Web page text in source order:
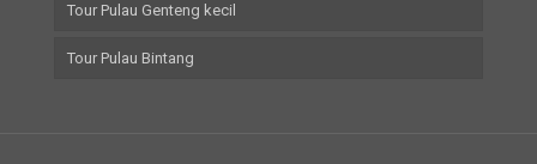
Tour Pulau Genteng kecil
Tour Pulau Bintang